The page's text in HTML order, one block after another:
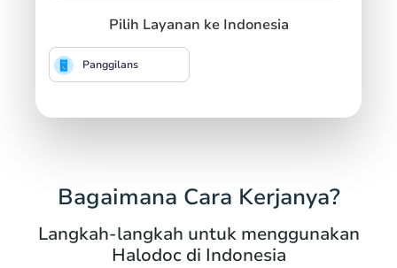
Pilih Layanan ke Indonesia
Panggilans
Bagaimana Cara Kerjanya?
Langkah-langkah untuk menggunakan
Halodoc di Indonesia